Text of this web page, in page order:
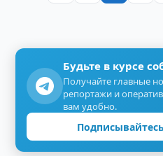
Будьте в курсе
Получайте главные
репортажи и
вам удобно.